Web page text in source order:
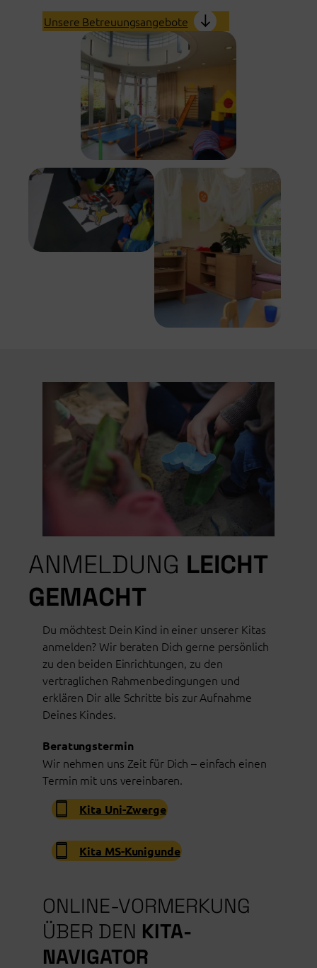
Unsere Betreuungsangebote
ANMELDUNG LEICHT
GEMACHT
Du möchtest Dein Kind in einer unserer Kitas
anmelden? Wir beraten Dich gerne persönlich
zu den beiden Einrichtungen, zu den
vertraglichen Rahmenbedingungen und
erklären Dir alle Schritte bis zur Aufnahme
Deines Kindes.
Beratungstermin
Wir nehmen uns Zeit für Dich – einfach einen
Termin mit uns vereinbaren.
Kita Uni-Zwerge
Kita MS-Kunigunde
ONLINE-VORMERKUNG
ÜBER DEN KITA-
NAVIGATOR